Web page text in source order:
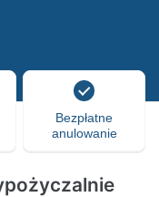
Bezpłatne
anulowanie